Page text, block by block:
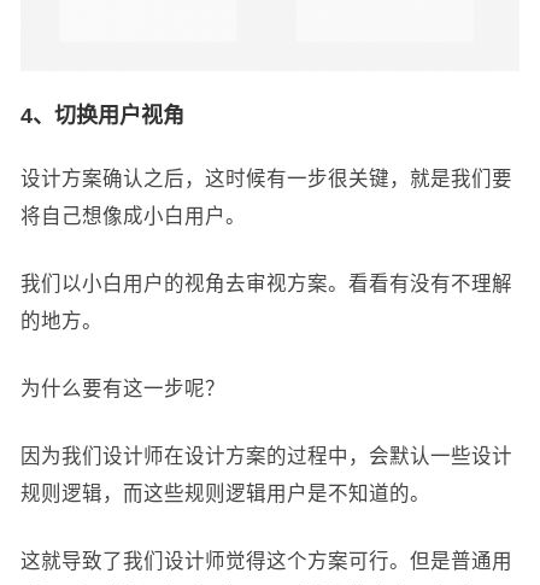
4、切换用户视角
设计方案确认之后，这时候有一步很关键，就是我们要
将自己想像成小白用户。
我们以小白用户的视角去审视方案。看看有没有不理解
的地方。
为什么要有这一步呢？
因为我们设计师在设计方案的过程中，会默认一些设计
规则逻辑，而这些规则逻辑用户是不知道的。
这就导致了我们设计师觉得这个方案可行。但是普通用